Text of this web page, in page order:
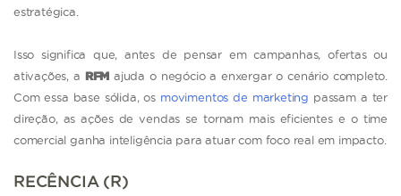
estratégica.
Isso significa que, antes de pensar em campanhas, ofertas ou
ativações, a RFM ajuda o negócio a enxergar o cenário completo.
Com essa base sólida, os movimentos de marketing passam a ter
direção, as ações de vendas se tornam mais eficientes e o time
comercial ganha inteligência para atuar com foco real em impacto.
RECÊNCIA (R)